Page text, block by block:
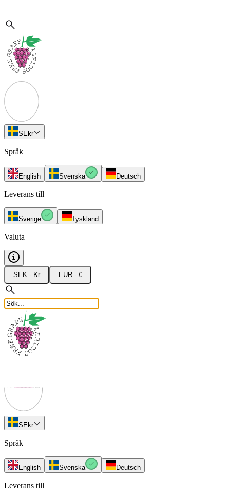
SEkr
Språk
English Svenska Deutsch
Leverans till
Sverige Tyskland
Valuta
SEK - Kr EUR - €
SEkr
Språk
English Svenska Deutsch
Leverans till